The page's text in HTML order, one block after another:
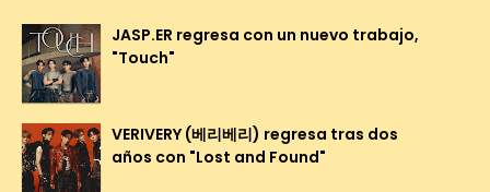
JASP.ER regresa con un nuevo trabajo,
"Touch"
VERIVERY (베리베리) regresa tras dos
años con "Lost and Found"